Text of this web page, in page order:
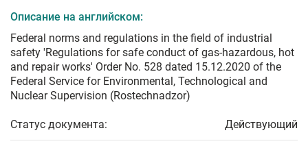
Описание на английском:
Federal norms and regulations in the field of industrial
safety 'Regulations for safe conduct of gas-hazardous, hot
and repair works' Order No. 528 dated 15.12.2020 of the
Federal Service for Environmental, Technological and
Nuclear Supervision (Rostechnadzor)
Статус документа: Действующий